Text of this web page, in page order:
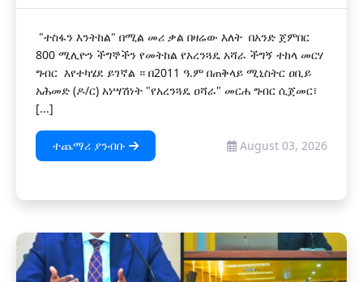
"ተስፋን እንትከል" በሚል መሪ ቃል በዛሬው እለት በአንድ ጀምበር
800 ሚሊዮን ችግኞችን የመትከል የአረንጓዴ አሻራ ችግኝ ተከላ መርሃ
ግብር እየተካሄደ ይገኛል ። በ2011 ዓ.ም በጠቅላይ ሚኒስትር ዐቢይ
አሕመድ (ዶ/ር) አነሣሽነት "የአረንጓዴ ዐሻራ" መርሐ ግብር ሲጀመር፣
[...]
ተጨማሪ ያንብቡ August 03, 2026